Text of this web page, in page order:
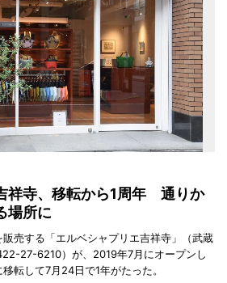
祥寺、移転から1周年 通りか
場所に
売する「エルベシャプリエ吉祥寺」（武蔵
27-6210）が、2019年7月にオープンし
転して7月24日で1年がたった。